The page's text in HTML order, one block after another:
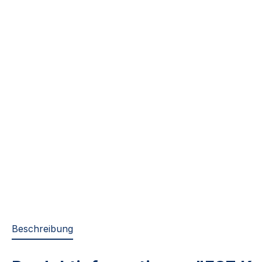
Beschreibung